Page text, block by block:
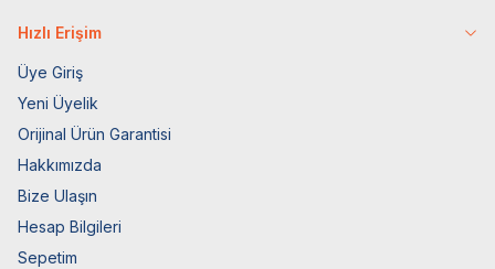
Hızlı Erişim
Üye Giriş
Yeni Üyelik
Orijinal Ürün Garantisi
Hakkımızda
Bize Ulaşın
Hesap Bilgileri
Sepetim